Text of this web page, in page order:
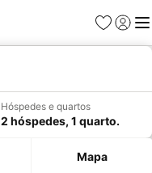
Favoritos
Iniciar
Hóspedes e quartos
2 hóspedes, 1 quarto.
Mapa